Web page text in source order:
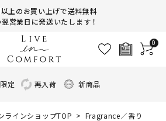
上のお買い上げで送料無料
営業日に発送いたします！
0
定 再入荷 新商品
ラインショップTOP
Fragrance／香り